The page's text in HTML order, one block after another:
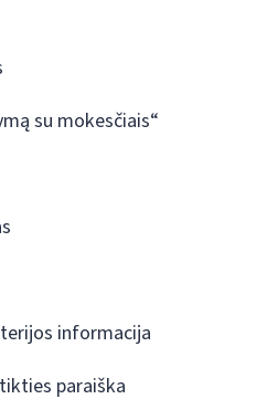
su mokesčiais“
informacija
paraiška